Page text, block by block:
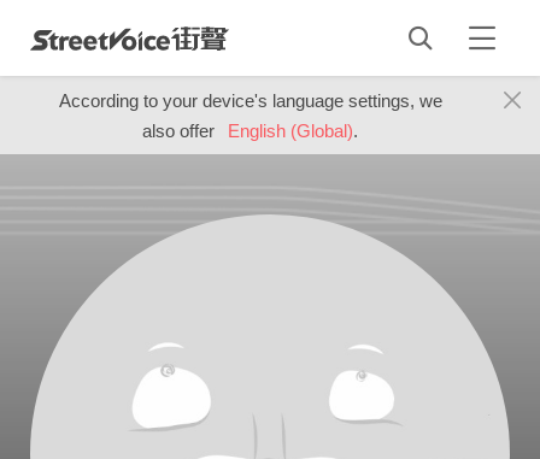
According to your device's language settings, we
also offer
English (Global).